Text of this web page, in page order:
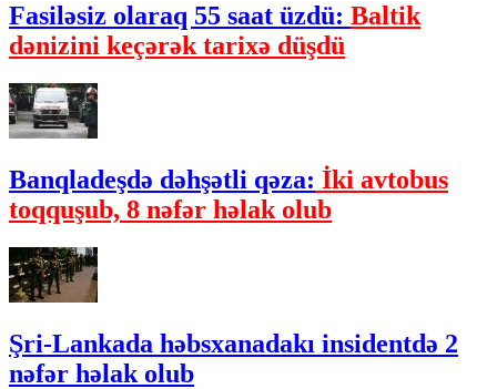
Fasiləsiz olaraq 55 saat üzdü: Baltik
dənizini keçərək tarixə düşdü
Banqladeşdə dəhşətli qəza: İki avtobus
toqquşub, 8 nəfər həlak olub
Şri-Lankada həbsxanadakı insidentdə 2
nəfər həlak olub